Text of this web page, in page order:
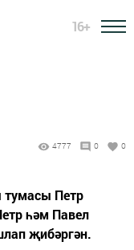
16+
4777 0 0
тумасы Петр
һәм Павел
җибәргән.